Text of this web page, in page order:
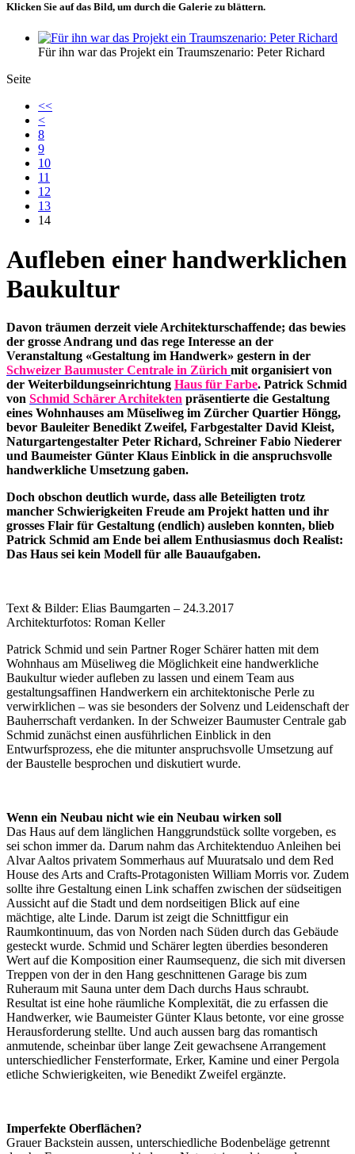
Klicken Sie auf das Bild, um durch die Galerie zu blättern.
Für ihn war das Projekt ein Traumszenario: Peter Richard
Seite
<<
<
8
9
10
11
12
13
14
Aufleben einer handwerklichen
Baukultur
Davon träumen derzeit viele Architekturschaffende; das bewies
der grosse Andrang und das rege Interesse an der
Veranstaltung «Gestaltung im Handwerk» gestern in der
Schweizer Baumuster Centrale in Zürich mit organisiert von
der Weiterbildungseinrichtung Haus für Farbe. Patrick Schmid
von Schmid Schärer Architekten präsentierte die Gestaltung
eines Wohnhauses am Müseliweg im Zürcher Quartier Höngg,
bevor Bauleiter Benedikt Zweifel, Farbgestalter David Kleist,
Naturgartengestalter Peter Richard, Schreiner Fabio Niederer
und Baumeister Günter Klaus Einblick in die anspruchsvolle
handwerkliche Umsetzung gaben.
Doch obschon deutlich wurde, dass alle Beteiligten trotz
mancher Schwierigkeiten Freude am Projekt hatten und ihr
grosses Flair für Gestaltung (endlich) ausleben konnten, blieb
Patrick Schmid am Ende bei allem Enthusiasmus doch Realist:
Das Haus sei kein Modell für alle Bauaufgaben.
Text & Bilder: Elias Baumgarten – 24.3.2017
Architekturfotos: Roman Keller
Patrick Schmid und sein Partner Roger Schärer hatten mit dem
Wohnhaus am Müseliweg die Möglichkeit eine handwerkliche
Baukultur wieder aufleben zu lassen und einem Team aus
gestaltungsaffinen Handwerkern ein architektonische Perle zu
verwirklichen – was sie besonders der Solvenz und Leidenschaft der
Bauherrschaft verdanken. In der Schweizer Baumuster Centrale gab
Schmid zunächst einen ausführlichen Einblick in den
Entwurfsprozess, ehe die mitunter anspruchsvolle Umsetzung auf
der Baustelle besprochen und diskutiert wurde.
Wenn ein Neubau nicht wie ein Neubau wirken soll
Das Haus auf dem länglichen Hanggrundstück sollte vorgeben, es
sei schon immer da. Darum nahm das Architektenduo Anleihen bei
Alvar Aaltos privatem Sommerhaus auf Muuratsalo und dem Red
House des Arts and Crafts-Protagonisten William Morris vor. Zudem
sollte ihre Gestaltung einen Link schaffen zwischen der südseitigen
Aussicht auf die Stadt und dem nordseitigen Blick auf eine
mächtige, alte Linde. Darum ist zeigt die Schnittfigur ein
Raumkontinuum, das von Norden nach Süden durch das Gebäude
gesteckt wurde. Schmid und Schärer legten überdies besonderen
Wert auf die Komposition einer Raumsequenz, die sich mit diversen
Treppen von der in den Hang geschnittenen Garage bis zum
Ruheraum mit Sauna unter dem Dach durchs Haus schraubt.
Resultat ist eine hohe räumliche Komplexität, die zu erfassen die
Handwerker, wie Baumeister Günter Klaus betonte, vor eine grosse
Herausforderung stellte. Und auch aussen barg das romantisch
anmutende, scheinbar über lange Zeit gewachsene Arrangement
unterschiedlicher Fensterformate, Erker, Kamine und einer Pergola
etliche Schwierigkeiten, wie Benedikt Zweifel ergänzte.
Imperfekte Oberflächen?
Grauer Backstein aussen, unterschiedliche Bodenbeläge getrennt